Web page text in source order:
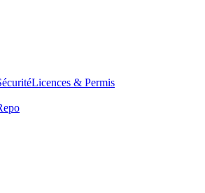
Licences & Permis